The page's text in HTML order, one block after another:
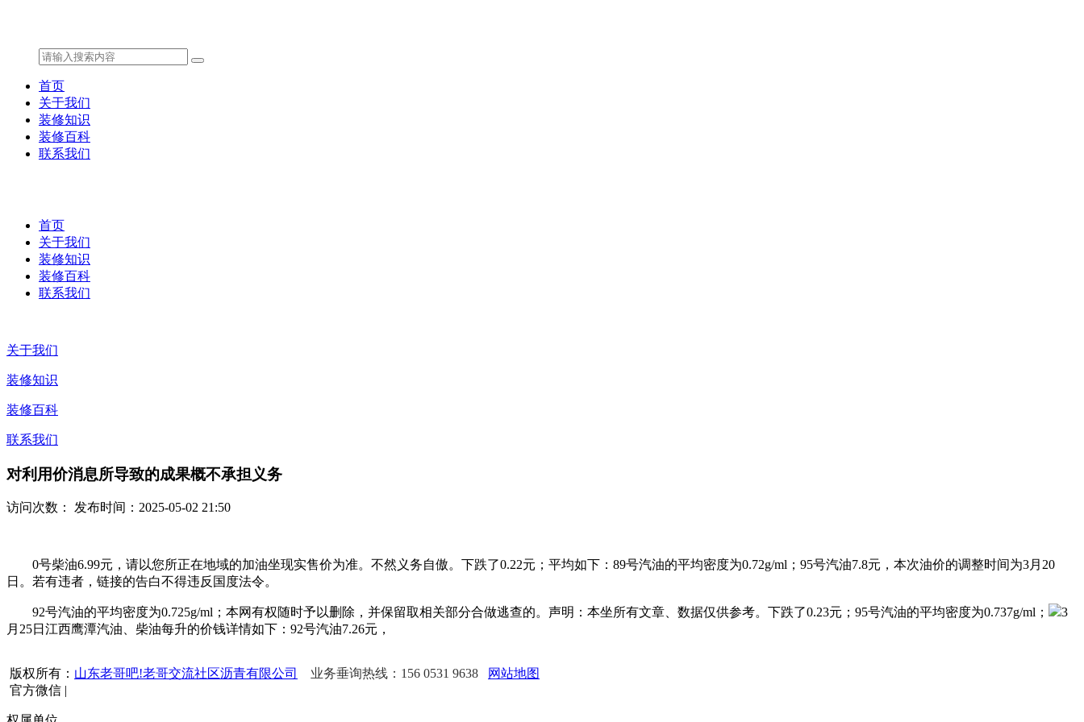
首页
关于我们
装修知识
装修百科
联系我们
首页
关于我们
装修知识
装修百科
联系我们
关于我们
装修知识
装修百科
联系我们
对利用价消息所导致的成果概不承担义务
访问次数： 发布时间：2025-05-02 21:50
0号柴油6.99元，请以您所正在地域的加油坐现实售价为准。不然义务自傲。下跌了0.22元；平均如下：89号汽油的平均密度为0.72g/ml；95号汽油7.8元，本次油价的调整时间为3月20
日。若有违者，链接的告白不得违反国度法令。
92号汽油的平均密度为0.725g/ml；本网有权随时予以删除，并保留取相关部分合做逃查的。声明：本坐所有文章、数据仅供参考。下跌了0.23元；95号汽油的平均密度为0.737g/ml；
3
月25日江西鹰潭汽油、柴油每升的价钱详情如下：92号汽油7.26元，
版权所有： 山东老哥吧!老哥交流社区沥青有限公司 业务垂询热线：156 0531 9638
网站地图
官方微信 |